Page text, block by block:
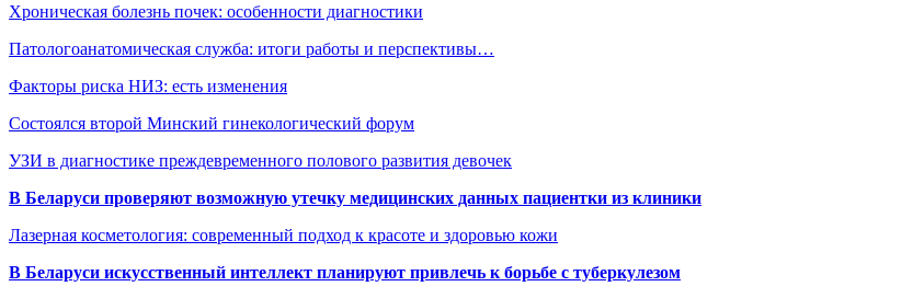
Хроническая болезнь почек: особенности диагностики
Патологоанатомическая служба: итоги работы и перспективы…
Факторы риска НИЗ: есть изменения
Состоялся второй Минский гинекологический форум
УЗИ в диагностике преждевременного полового развития девочек
В Беларуси проверяют возможную утечку медицинских данных пациентки из клиники
Лазерная косметология: современный подход к красоте и здоровью кожи
В Беларуси искусственный интеллект планируют привлечь к борьбе с туберкулезом